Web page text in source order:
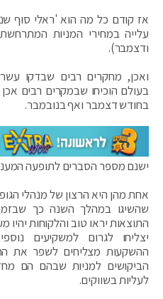
אז קודם כל מה הוא 'ראלי סוף
עלייה במחירי המניות
ודצמבר).
ואכן, מחקרים רבים שבדקו
בעולם הוכיחו שבמקרים רבים
בחודש דצמבר ואף בנובמבר.
ישנם מספר הסברים לתופעה
אחת מהן היא הרצון של מנהלי
שהשיגו במהלך השנה כך
התוצאות יראו טוב והלקוחות יהיו
יצליחו לגרום למשקיעים
ההשקעות מצליחים לשפר את
הביקושים למניות שבהם הם
לעליות בשווקים.